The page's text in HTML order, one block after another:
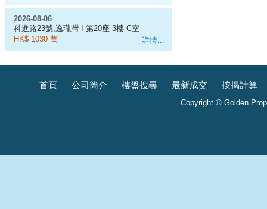
詳情...
2026-08-06
科進路23號,逸瓏灣 I 第20座 3樓 C室
HK$ 1030 萬
首頁 公司簡介 樓盤搜尋 最新成交 按揭計算
Copyright © Golden